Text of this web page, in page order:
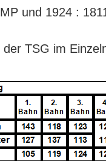
und 1924 :
TSG im